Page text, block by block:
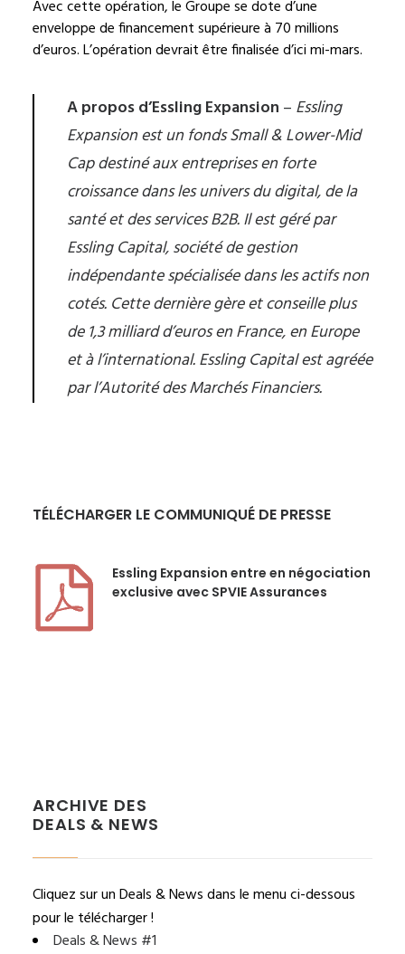
Avec cette opération, le Groupe se dote d’une
enveloppe de financement supérieure à 70 millions
d’euros. L’opération devrait être finalisée d’ici mi-mars.
A propos d’Essling Expansion – Essling
Expansion est un fonds Small & Lower-Mid
Cap destiné aux entreprises en forte
croissance dans les univers du digital, de la
santé et des services B2B. Il est géré par
Essling Capital, société de gestion
indépendante spécialisée dans les actifs non
cotés. Cette dernière gère et conseille plus
de 1,3 milliard d’euros en France, en Europe
et à l’international. Essling Capital est agréée
par l’Autorité des Marchés Financiers.
TÉLÉCHARGER LE COMMUNIQUÉ DE PRESSE
Essling Expansion entre en négociation
exclusive avec SPVIE Assurances
ARCHIVE DES
DEALS & NEWS
Cliquez sur un Deals & News dans le menu ci-dessous
pour le télécharger !
Deals & News #1